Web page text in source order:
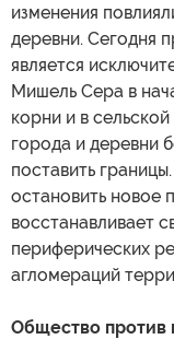
изменения
деревни. Сегодня
является
Мишель Сера в
корни и в
города и деревни
поставить
остановить новое
восстанавливает
периферических
агломераций
Общество против